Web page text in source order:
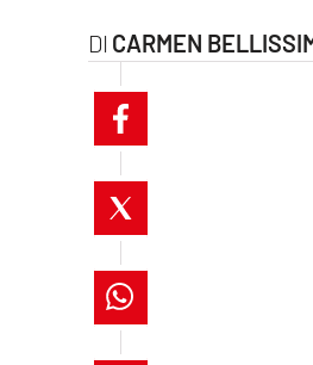
ilvibonese.it
catanzarochannel.it
lacapitalenews.it
CARMEN